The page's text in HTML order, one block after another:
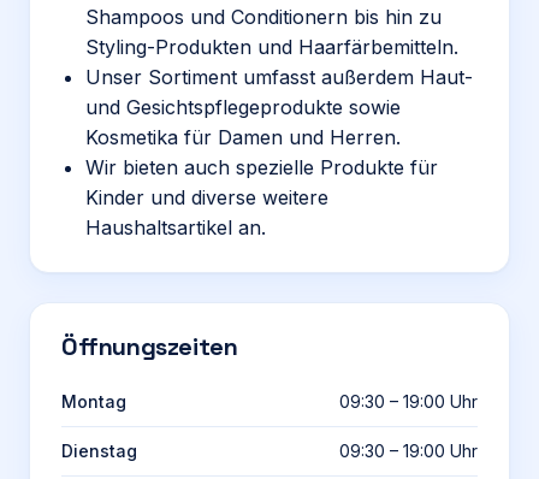
Shampoos und Conditionern bis hin zu
Styling-Produkten und Haarfärbemitteln.
Unser Sortiment umfasst außerdem Haut-
und Gesichtspflegeprodukte sowie
Kosmetika für Damen und Herren.
Wir bieten auch spezielle Produkte für
Kinder und diverse weitere
Haushaltsartikel an.
Öffnungszeiten
Montag 09:30 – 19:00 Uhr
Dienstag 09:30 – 19:00 Uhr